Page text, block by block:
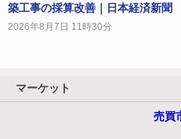
築工事の採算改善｜日本経済新聞
2026年8月7日 11時30分
マーケット
売買